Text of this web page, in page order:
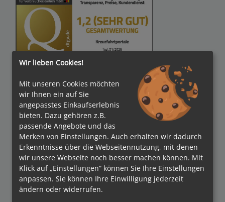
Verbände
Bezahlmethoden
kreuzfahrten.de APP
Wir lieben Cookies!
Mit unseren Cookies möchten
wir Ihnen ein auf Sie
angepasstes Einkaufserlebnis
bieten. Dazu gehören z.B.
passende Angebote und das
Merken von Einstellungen. Auch erhalten wir dadurch
Erkenntnisse über die Webseitennutzung, mit denen
wir unsere Webseite noch besser machen können. Mit
Klick auf „Einstellungen“ können Sie Ihre Einstellungen
anpassen. Sie können Ihre Einwilligung jederzeit
ändern oder widerrufen.